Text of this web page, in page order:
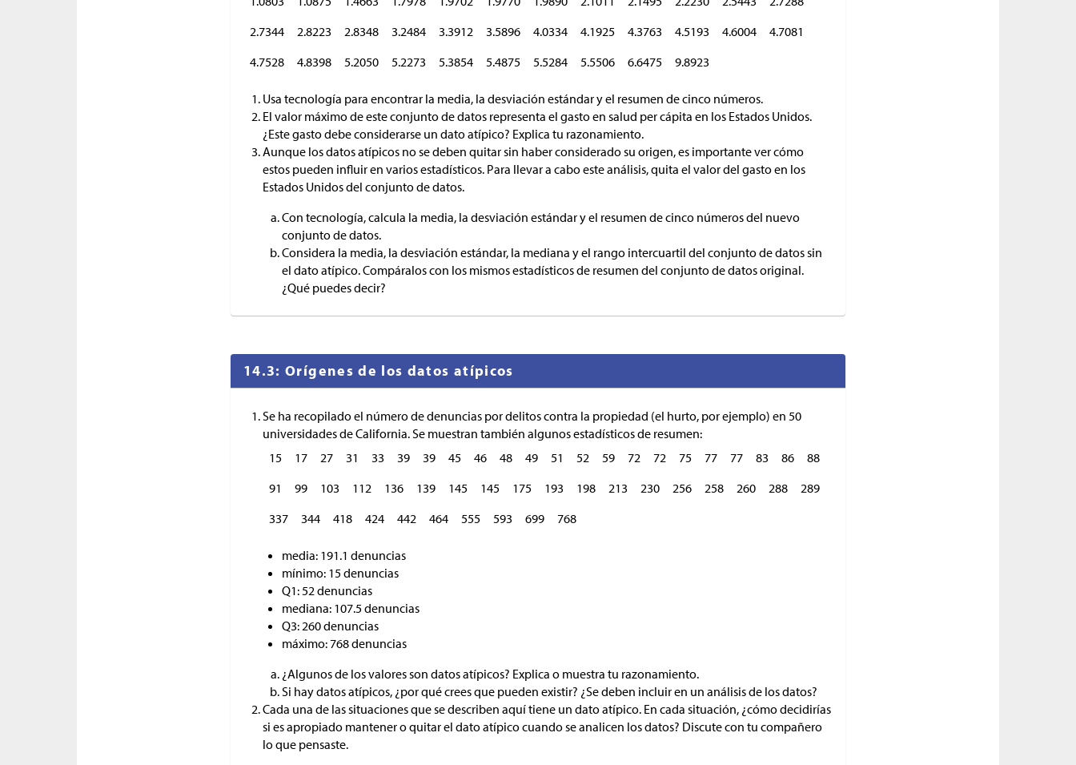
2.7344
2.8223 2.8348 3.2484 3.3912 3.5896 4.0334 4.1925 4.3763 4.5193 4.6004
4.7081
4.7528
4.8398 5.2050 5.2273 5.3854 5.4875 5.5284 5.5506 6.6475 9.8923
Usa tecnología para encontrar la media, la desviación estándar y el resumen de cinco números.
El valor máximo de este conjunto de datos representa el gasto en salud per cápita en los Estados Unidos.
¿Este gasto debe considerarse un dato atípico? Explica tu razonamiento.
Aunque los datos atípicos no se deben quitar sin haber considerado su origen, es importante ver cómo
estos pueden influir en varios estadísticos. Para llevar a cabo este análisis, quita el valor del gasto en los
Estados Unidos del conjunto de datos.
Con tecnología, calcula la media, la desviación estándar y el resumen de cinco números del nuevo
conjunto de datos.
Considera la media, la desviación estándar, la mediana y el rango intercuartil del conjunto de datos sin
el dato atípico. Compáralos con los mismos estadísticos de resumen del conjunto de datos original.
¿Qué puedes decir?
14.3: Orígenes de los datos atípicos
Se ha recopilado el número de denuncias por delitos contra la propiedad (el hurto, por ejemplo) en 50
universidades de California. Se muestran también algunos estadísticos de resumen:
15
17 27 31 33 39 39 45 46 48 49 51 52 59 72 72 75 77 77 83 86
88
91
99 103 112 136 139 145 145 175 193 198 213 230 256 258 260 288
289
337
344 418 424 442 464 555 593 699 768
media: 191.1 denuncias
mínimo: 15 denuncias
Q1: 52 denuncias
mediana: 107.5 denuncias
Q3: 260 denuncias
máximo: 768 denuncias
¿Algunos de los valores son datos atípicos? Explica o muestra tu razonamiento.
Si hay datos atípicos, ¿por qué crees que pueden existir? ¿Se deben incluir en un análisis de los datos?
Cada una de las situaciones que se describen aquí tiene un dato atípico. En cada situación, ¿cómo decidirías
si es apropiado mantener o quitar el dato atípico cuando se analicen los datos? Discute con tu compañero
lo que pensaste.